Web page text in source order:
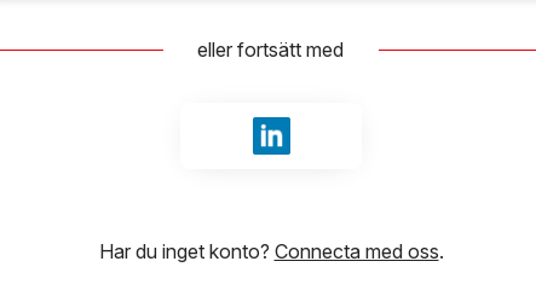
eller fortsätt med
Logga in med LinkedIn
Har du inget konto? Connecta med oss.